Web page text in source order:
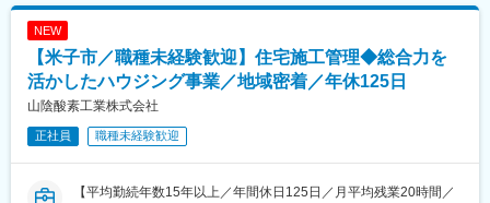
NEW
【米子市／職種未経験歓迎】住宅施工管理◆総合力を
活かしたハウジング事業／地域密着／年休125日
山陰酸素工業株式会社
正社員 職種未経験歓迎
【平均勤続年数15年以上／年間休日125日／月平均残業20時間／